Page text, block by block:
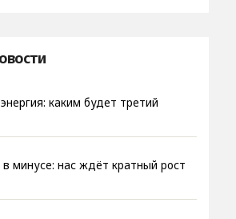
каким будет третий
в минусе: нас ждёт кратный рост